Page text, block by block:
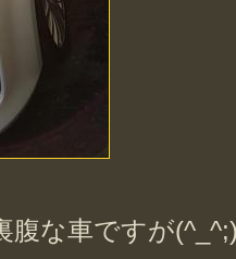
腹な車ですが